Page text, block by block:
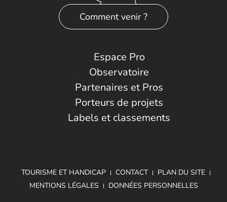
Comment venir ?
Espace Pro
Observatoire
Partenaires et Pros
Porteurs de projets
Labels et classements
TOURISME ET HANDICAP CONTACT
PLAN DU SITE
MENTIONS LÉGALES
DONNÉES PERSONNELLES